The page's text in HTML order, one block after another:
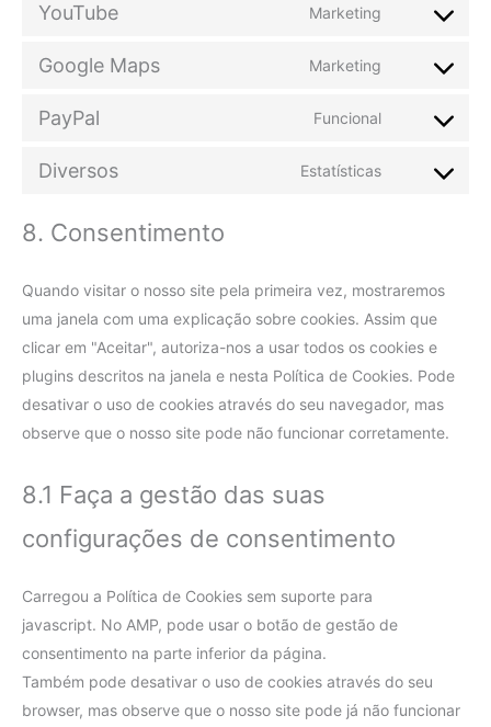
YouTube Marketing
Google Maps Marketing
PayPal Funcional
Diversos Estatísticas
8. Consentimento
Quando visitar o nosso site pela primeira vez, mostraremos
uma janela com uma explicação sobre cookies. Assim que
clicar em "Aceitar", autoriza-nos a usar todos os cookies e
plugins descritos na janela e nesta Política de Cookies. Pode
desativar o uso de cookies através do seu navegador, mas
observe que o nosso site pode não funcionar corretamente.
8.1 Faça a gestão das suas
configurações de consentimento
Carregou a Política de Cookies sem suporte para
javascript. No AMP, pode usar o botão de gestão de
consentimento na parte inferior da página.
Também pode desativar o uso de cookies através do seu
browser, mas observe que o nosso site pode já não funcionar